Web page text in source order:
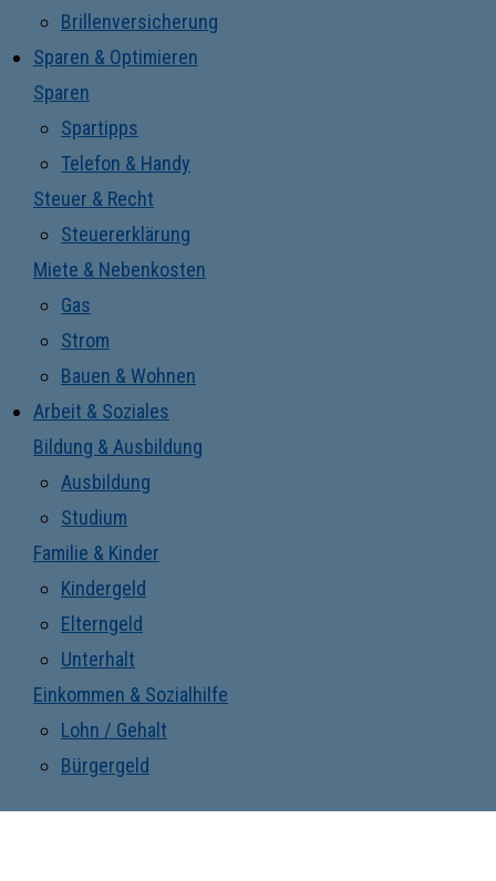
Brillenversicherung
Sparen & Optimieren
Sparen
Spartipps
Telefon & Handy
Steuer & Recht
Steuererklärung
Miete & Nebenkosten
Gas
Strom
Bauen & Wohnen
Arbeit & Soziales
Bildung & Ausbildung
Ausbildung
Studium
Familie & Kinder
Kindergeld
Elterngeld
Unterhalt
Einkommen & Sozialhilfe
Lohn / Gehalt
Bürgergeld